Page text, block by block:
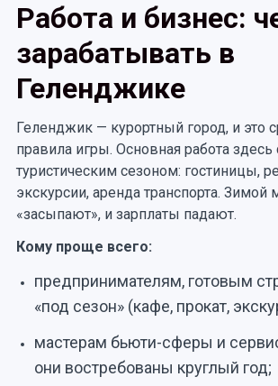
Работа и бизнес:
зарабатывать в
Геленджике
Геленджик — курортный город, и это
правила игры. Основная работа здесь
туристическим сезоном: гостиницы,
экскурсии, аренда транспорта. Зимой
«засыпают», и зарплаты падают.
Кому проще всего:
предпринимателям, готовым
«под сезон» (кафе, прокат,
мастерам бьюти-сферы и
они востребованы круглый год;